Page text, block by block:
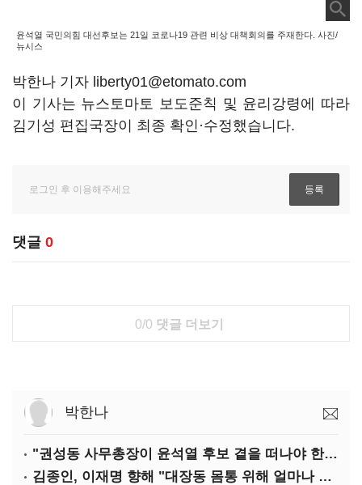
윤석열 국민의힘 대선후보는 21일 코로나19 관련 비상 대책회의를 주재한다. 사진/
뉴시스
박한나 기자 liberty01@etomato.com
이 기사는 뉴스토마토 보도준칙 및 윤리강령에 따라
김기성 편집국장이 최종 확인·수정했습니다.
댓글 0
0/0 댓글 더보기
박한나
"권성동 사무총장이 윤석열 후보 곁을 떠나야 한다"
김종인, 이재명 향해 "대장동 몸통 위해 얼마나 죽어야 하나"